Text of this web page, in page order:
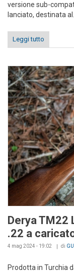
versione sub-
lanciato, destinata
Leggi tutto
Derya TM22
.22 a
4 mag 2024 - 19:02 di
Prodotta in Turchia